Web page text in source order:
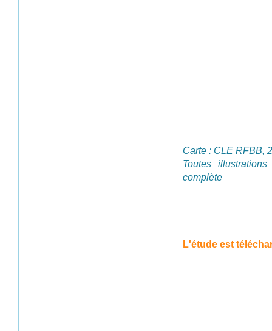
Carte : CLE RFBB,
Toutes
complète
L'étude est